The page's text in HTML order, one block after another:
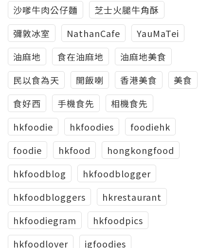
沙嗲牛肉公仔麵
芝士火腿牛角酥
彌敦冰室
NathanCafe
YauMaTei
油麻地
食在油麻地
油麻地美食
民以食為天
開飯喇 香港美食
美食
食好西
手機食先
相機食先
hkfoodie
hkfoodies
foodiehk
foodie
hkfood
hongkongfood
hkfoodblog
hkfoodblogger
hkfoodbloggers
hkrestaurant
hkfoodiegram
hkfoodpics
hkfoodlover
igfoodies